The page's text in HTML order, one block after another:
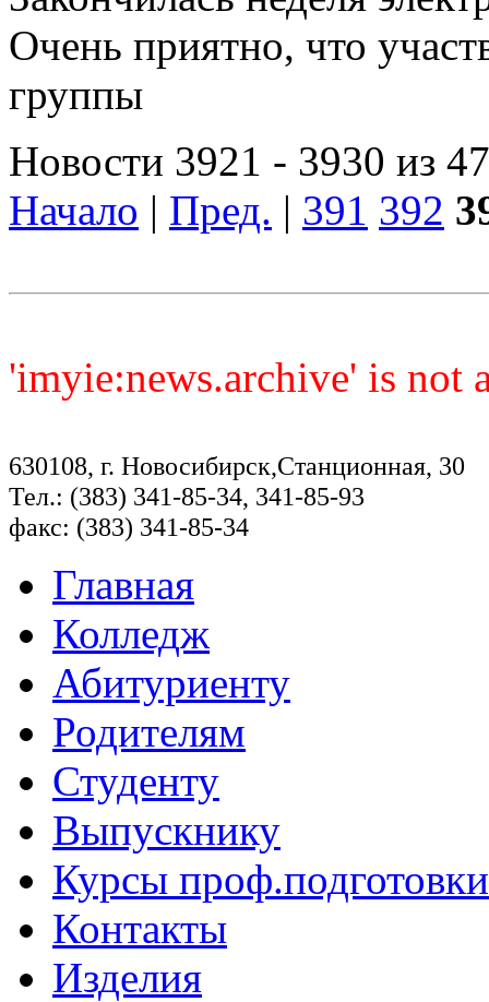
Очень приятно, что
группы
Новости 3921 - 3930 из
Начало | Пред. | 391 392
'imyie:news.archive' is not
630108, г. Новосибирск,Станционная, 30
Тел.: (383) 341-85-34, 341-85-93
факс: (383) 341-85-34
Главная
Колледж
Абитуриенту
Родителям
Студенту
Выпускнику
Курсы проф.подготовки
Контакты
Изделия